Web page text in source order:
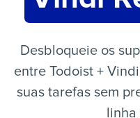
Desbloqueie os
entre Todoist +
suas tarefas sem